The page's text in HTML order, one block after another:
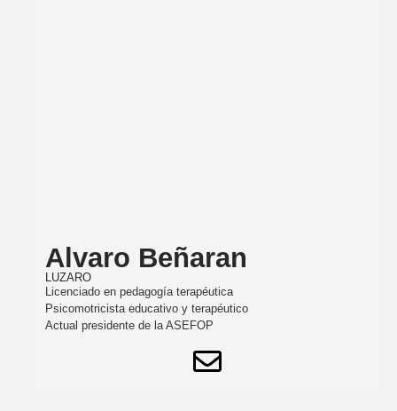
Alvaro Beñaran
LUZARO
Licenciado en pedagogía terapéutica
Psicomotricista educativo y terapéutico
Actual presidente de la ASEFOP